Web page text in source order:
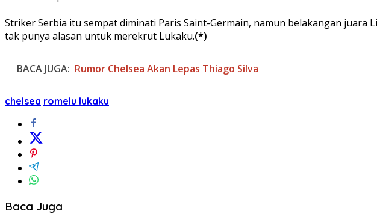
Striker Serbia itu sempat diminati Paris Saint-Germain, namun belakangan juara
tak punya alasan untuk merekrut Lukaku.(*)
BACA JUGA: Rumor Chelsea Akan Lepas Thiago Silva
chelsea romelu lukaku
Baca Juga